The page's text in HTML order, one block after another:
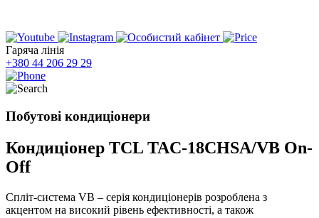
Гаряча лінія
+380 44 206 29 29
Побутові кондиціонери
Кондиціонер TCL TAC-18CHSA/VB On-
Off
Cпліт-система VB – серія кондиціонерів розроблена з
акцентом на високий рівень ефективності, а також